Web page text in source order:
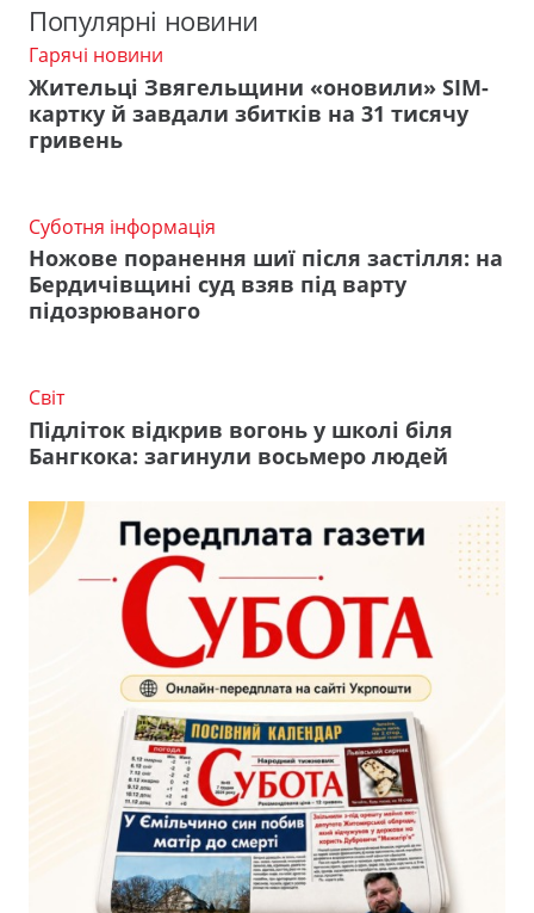
Популярні новини
Гарячі новини
Жительці Звягельщини «оновили» SIM-
картку й завдали збитків на 31 тисячу
гривень
Суботня інформація
Ножове поранення шиї після застілля: на
Бердичівщині суд взяв під варту
підозрюваного
Світ
Підліток відкрив вогонь у школі біля
Бангкока: загинули восьмеро людей